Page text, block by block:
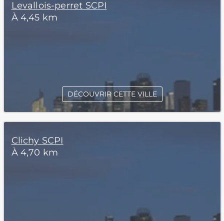
Levallois-perret SCPI
À 4,45 km
DÉCOUVRIR CETTE VILLE
Clichy SCPI
À 4,70 km